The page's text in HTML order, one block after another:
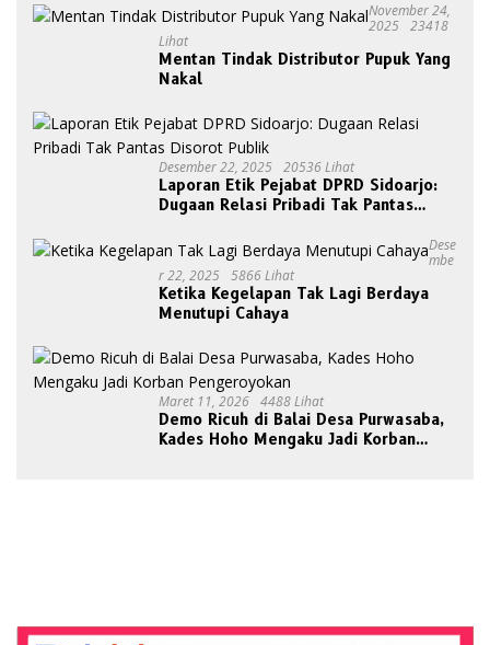
November 24,
2025 23418
Lihat
Mentan Tindak Distributor Pupuk Yang
Nakal
Desember 22, 2025 20536 Lihat
Laporan Etik Pejabat DPRD Sidoarjo:
Dugaan Relasi Pribadi Tak Pantas
Dese
Mbe
R 22, 2025 5866 Lihat
Ketika Kegelapan Tak Lagi Berdaya
Menutupi Cahaya
Maret 11, 2026 4488 Lihat
Demo Ricuh di Balai Desa Purwasaba,
Kades Hoho Mengaku Jadi Korban